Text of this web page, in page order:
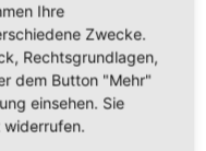
Ihre
Zwecke.
Rechtsgrundlagen,
dem Button "Mehr"
einsehen. Sie
widerrufen.